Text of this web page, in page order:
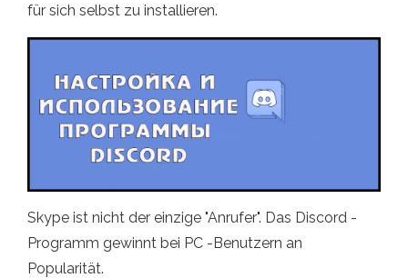
für sich selbst zu installieren.
Skype ist nicht der einzige "Anrufer". Das Discord -
Programm gewinnt bei PC -Benutzern an
Popularität.